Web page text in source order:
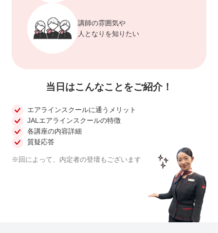
講師の雰囲気や
人となりを知りたい
当日はこんなことをご紹介！
エアラインスクールに通うメリット
JALエアラインスクールの特徴
各講座の内容詳細
質疑応答
※回によって、内定者の登壇もございます